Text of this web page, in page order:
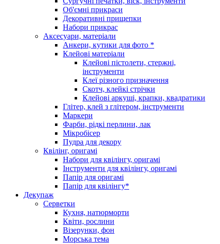
Об'ємні прикраси
Декоративні прищепки
Набори прикрас
Аксесуари, матеріали
Анкери, кутики для фото *
Клейові матеріали
Клейові пістолети, стержні,
інструменти
Клеї різного призначення
Скотч, клейкі стрічки
Клейові аркуші, крапки, квадратики
Глітер, клей з глітером, інструменти
Маркери
Фарби, рідкі перлини, лак
Мікробісер
Пудра для декору
Квілінг, оригамі
Набори для квілінгу, оригамі
Інструменти для квілінгу, оригамі
Папір для оригамі
Папір для квілінгу*
Декупаж
Серветки
Кухня, натюрморти
Квіти, рослини
Візерунки, фон
Морська тема